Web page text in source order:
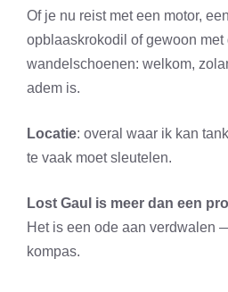
Of je nu reist met een motor,
opblaaskrokodil of gewoon met
wandelschoenen: welkom,
adem is.
Locatie: overal waar ik kan
te vaak moet sleutelen.
Lost Gaul is meer dan een
Het is een ode aan verdwalen
kompas.